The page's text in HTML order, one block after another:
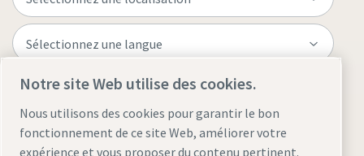
Visitez le site
Notre site Web utilise des cookies.
Nous utilisons des cookies pour garantir le bon
fonctionnement de ce site Web, améliorer votre
expérience et vous proposer du contenu pertinent.